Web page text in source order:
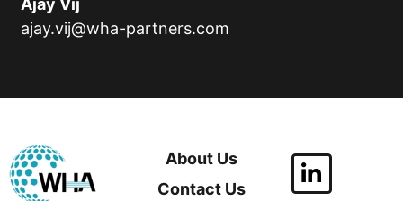
Ajay Vij
ajay.vij@wha-partners.com
About Us
Contact Us